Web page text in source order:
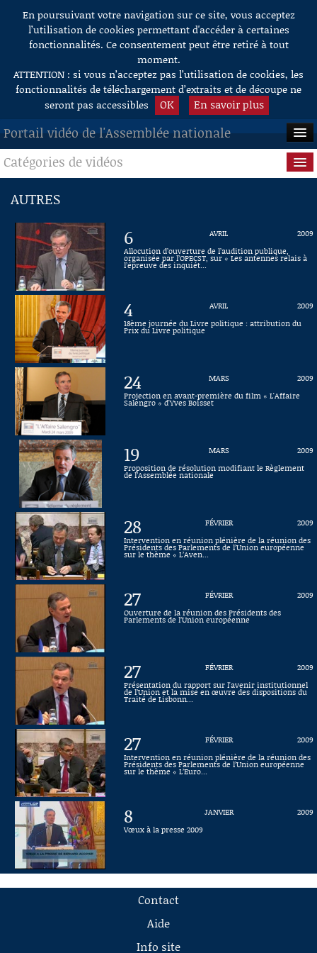
Aller au contenu
En poursuivant votre navigation sur ce site, vous acceptez
l’utilisation de cookies permettant d'accéder à certaines
fonctionnalités. Ce consentement peut être retiré à tout
moment.
ATTENTION : si vous n’acceptez pas l’utilisation de cookies, les
fonctionnalités de téléchargement d’extraits et de découpe ne
seront pas accessibles
OK En savoir plus
Portail vidéo de l'Assemblée nationale
ACCUEIL
EN DIRECT
À LA DEMANDE
RECHERCHE
AIDE À LA DÉCOUPE
DE VIDÉOS
Catégories de vidéos
Questions au Gouvernement
Commissions
Évènements
Connaissance, Histoire
AUTRES
6 AVRIL
2009
Allocution d’ouverture de l’audition publique,
organisée par l’OPECST, sur « Les antennes relais à
l’épreuve des inquiét...
4 AVRIL
2009
18ème journée du Livre politique : attribution du
Prix du Livre politique
24 MARS
2009
Projection en avant-première du film « L'Affaire
Salengro » d'Yves Boisset
19 MARS
2009
Proposition de résolution modifiant le Règlement
de l’Assemblée nationale
28 FÉVRIER
2009
Intervention en réunion plénière de la réunion des
Présidents des Parlements de l’Union européenne
sur le thème « L’Aven...
27 FÉVRIER
2009
Ouverture de la réunion des Présidents des
Parlements de l’Union européenne
27 FÉVRIER
2009
Présentation du rapport sur l'avenir institutionnel
de l’Union et la mise en œuvre des dispositions du
Traité de Lisbonn...
27 FÉVRIER
2009
Intervention en réunion plénière de la réunion des
Présidents des Parlements de l’Union européenne
sur le thème « L’Euro...
8 JANVIER
2009
Vœux à la presse 2009
Contact
Aide
Info site